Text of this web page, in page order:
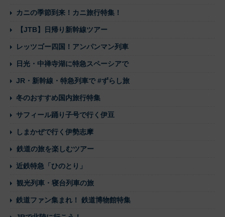
カニの季節到来！カニ旅行特集！
【JTB】日帰り新幹線ツアー
レッツゴー四国！アンパンマン列車
日光・中禅寺湖に特急スペーシアで
JR・新幹線・特急列車で #ずらし旅
冬のおすすめ国内旅行特集
サフィール踊り子号で行く伊豆
しまかぜで行く伊勢志摩
鉄道の旅を楽しむツアー
近鉄特急「ひのとり」
観光列車・寝台列車の旅
鉄道ファン集まれ！ 鉄道博物館特集